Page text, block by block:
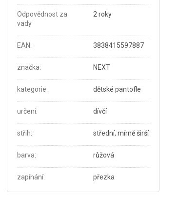
Odpovědnost za
vady
2 roky
EAN: 3838415597887
značka: NEXT
kategorie: dětské pantofle
určení: dívčí
střih: střední, mírně širší
barva: růžová
zapínání: přezka